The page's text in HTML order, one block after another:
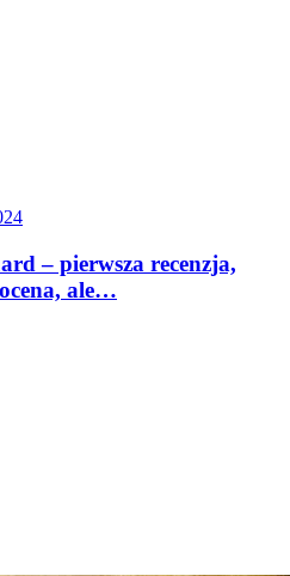
– pierwsza recenzja,
ale…